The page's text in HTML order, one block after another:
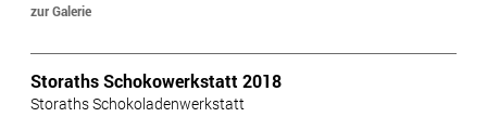
zur Galerie
Storaths Schokowerkstatt 2018
Storaths Schokoladenwerkstatt